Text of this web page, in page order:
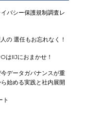
バシー保護規制調査レ
の 選任もお忘れなく！
はIIJにおまかせ！
データガバナンスが重
始める実践と社内展開
ト